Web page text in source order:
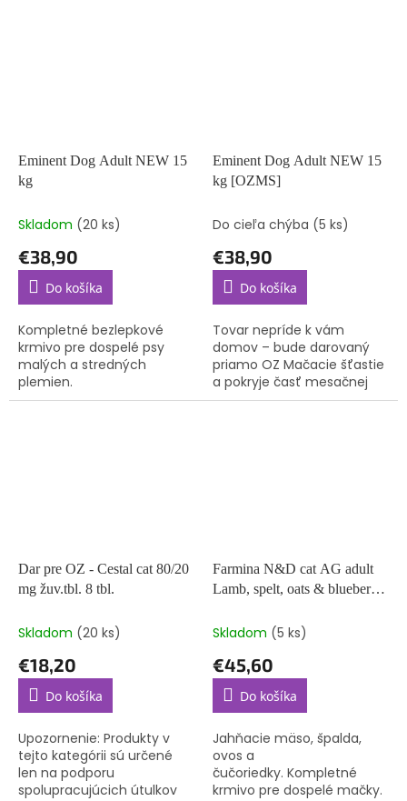
Eminent Dog Adult NEW 15
kg
Skladom (20 ks)
€38,90
Do košíka
Kompletné bezlepkové
krmivo pre dospelé psy
malých a stredných
plemien.
Eminent Dog Adult NEW 15
kg [OZMS]
Do cieľa chýba (5 ks)
€38,90
Do košíka
Tovar nepríde k vám
domov – bude darovaný
priamo OZ Mačacie šťastie
a pokryje časť mesačnej
spotreby krmiva pre
Dar pre OZ - Cestal cat 80/20
mg žuv.tbl. 8 tbl.
Skladom (20 ks)
€18,20
Do košíka
Upozornenie: Produkty v
tejto kategórii sú určené
len na podporu
spolupracujúcich útulkov
Farmina N&D cat AG adult
Lamb, spelt, oats & blueberry
Skladom (5 ks)
€45,60
Do košíka
Jahňacie mäso, špalda,
ovos a
čučoriedky. Kompletné
krmivo pre dospelé mačky.